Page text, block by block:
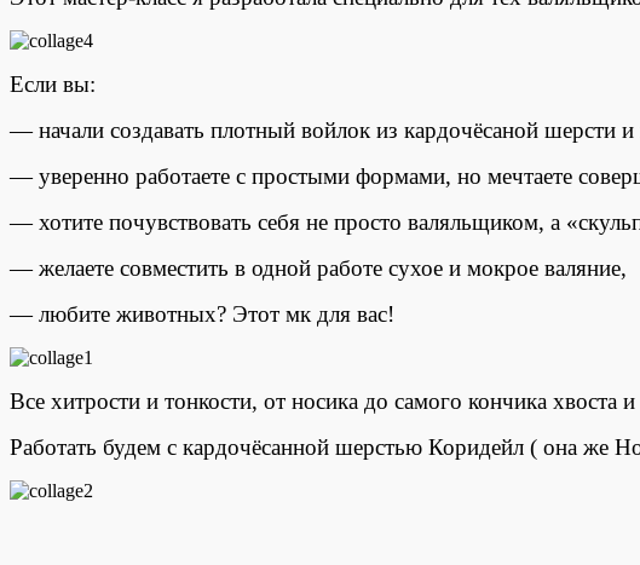
Если вы:
— начали создавать плотный войлок из кардочёсаной шерсти и
— уверенно работаете с простыми формами, но мечтаете
— хотите почувствовать себя не просто валяльщиком, а
— желаете совместить в одной работе сухое и мокрое валяние,
— любите животных? Этот мк для вас!
Все хитрости и тонкости, от носика до самого кончика хвоста
Работать будем с кардочёсанной шерстью Коридейл ( она же